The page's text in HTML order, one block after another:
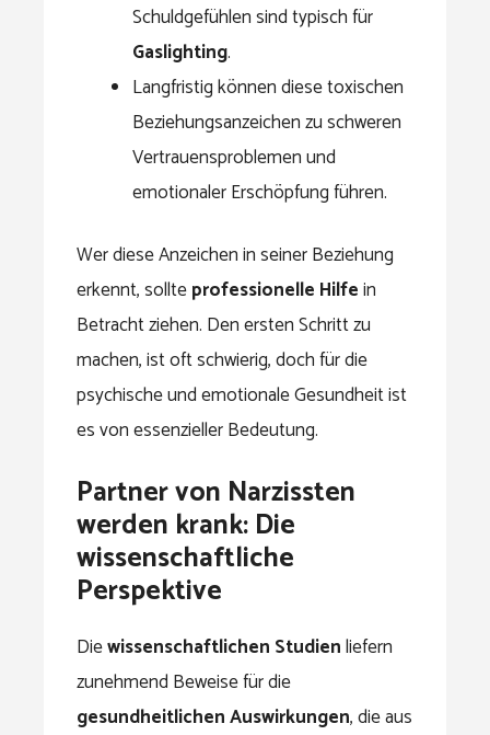
Schuldgefühlen sind typisch für
Gaslighting.
Langfristig können diese toxischen
Beziehungsanzeichen zu schweren
Vertrauensproblemen und
emotionaler Erschöpfung führen.
Wer diese Anzeichen in seiner Beziehung
erkennt, sollteprofessionelle Hilfein
Betracht ziehen. Den ersten Schritt zu
machen, ist oft schwierig, doch für die
psychische und emotionale Gesundheit ist
es von essenzieller Bedeutung.
Partner von Narzissten
werden krank: Die
wissenschaftliche
Perspektive
Diewissenschaftlichen Studienliefern
zunehmend Beweise für die
gesundheitlichen Auswirkungen, die aus